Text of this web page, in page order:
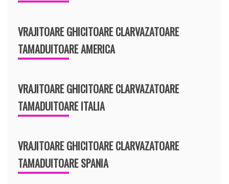
VRAJITOARE GHICITOARE CLARVAZATOARE
TAMADUITOARE AMERICA
VRAJITOARE GHICITOARE CLARVAZATOARE
TAMADUITOARE ITALIA
VRAJITOARE GHICITOARE CLARVAZATOARE
TAMADUITOARE SPANIA